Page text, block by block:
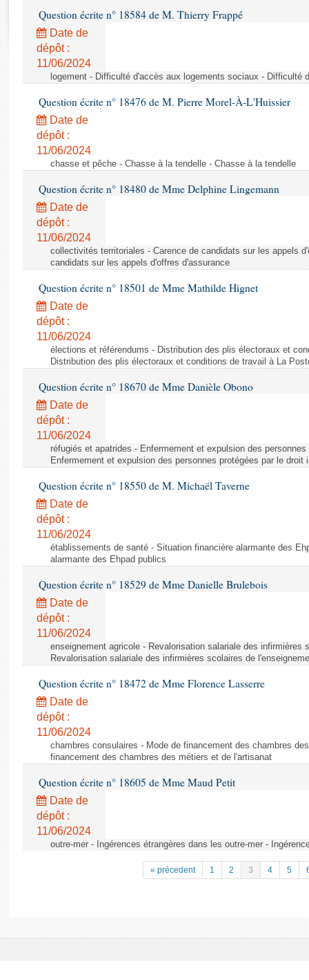
Rapports législatifs
Rapports sur l'application des lois
Baromètre de l’application des lois
Budget et sécurité sociale
Questions écrites et orales
Comptes rendus des débats
Question écrite n° 18584 de M. Thierry Frappé
Date de
dépôt :
11/06/2024
logement - Difficulté d'accès aux logements sociaux - Difficulté
Question écrite n° 18476 de M. Pierre Morel-À-L'Huissier
Date de
dépôt :
11/06/2024
chasse et pêche - Chasse à la tendelle - Chasse à la tendelle
Question écrite n° 18480 de Mme Delphine Lingemann
Date de
dépôt :
11/06/2024
collectivités territoriales - Carence de candidats sur les appels
candidats sur les appels d'offres d'assurance
Question écrite n° 18501 de Mme Mathilde Hignet
Date de
dépôt :
11/06/2024
élections et référendums - Distribution des plis électoraux et
Distribution des plis électoraux et conditions de travail à La
Question écrite n° 18670 de Mme Danièle Obono
Date de
dépôt :
11/06/2024
réfugiés et apatrides - Enfermement et expulsion des
Enfermement et expulsion des personnes protégées par le droit
Question écrite n° 18550 de M. Michaël Taverne
Date de
dépôt :
11/06/2024
établissements de santé - Situation financière alarmante des
alarmante des Ehpad publics
Question écrite n° 18529 de Mme Danielle Brulebois
Date de
dépôt :
11/06/2024
enseignement agricole - Revalorisation salariale des infirmières
Revalorisation salariale des infirmières scolaires de
Question écrite n° 18472 de Mme Florence Lasserre
Date de
dépôt :
11/06/2024
chambres consulaires - Mode de financement des chambres
financement des chambres des métiers et de l'artisanat
Question écrite n° 18605 de Mme Maud Petit
Date de
dépôt :
11/06/2024
outre-mer - Ingérences étrangères dans les outre-mer -
« précedent 1 2 3 4 5